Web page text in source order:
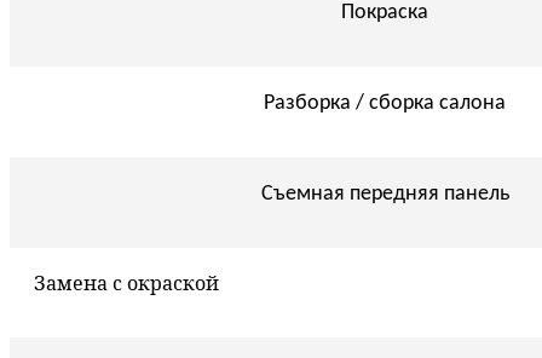
Покраска
Разборка / сборка салона
Съемная передняя панель
Замена с окраской